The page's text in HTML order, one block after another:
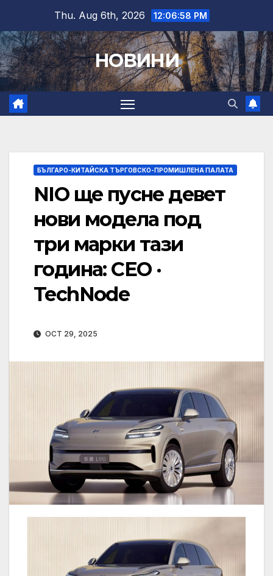
content
Thu. Aug 6th, 2026 12:06:59 PM
НОВИНИ
БЪЛГАРО-КИТАЙСКА ТЪРГОВСКО-ПРОМИШЛЕНА ПАЛАТА
NIO ще пусне девет
нови модела под
три марки тази
година: CEO ·
TechNode
OCT 29, 2025